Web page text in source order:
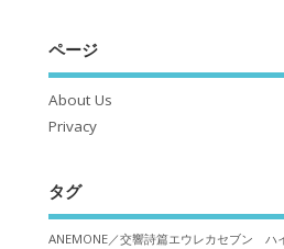
ページ
About Us
Privacy
タグ
ANEMONE／交響詩篇エウレカセブン ハ